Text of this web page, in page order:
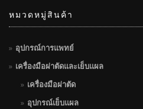
หมวดหมู่สินค้า
อุปกรณ์การแพทย์
เครื่องมือผ่าตัดและเย็บแผล
เครื่องมือผ่าตัด
อุปกรณ์เย็บแผล